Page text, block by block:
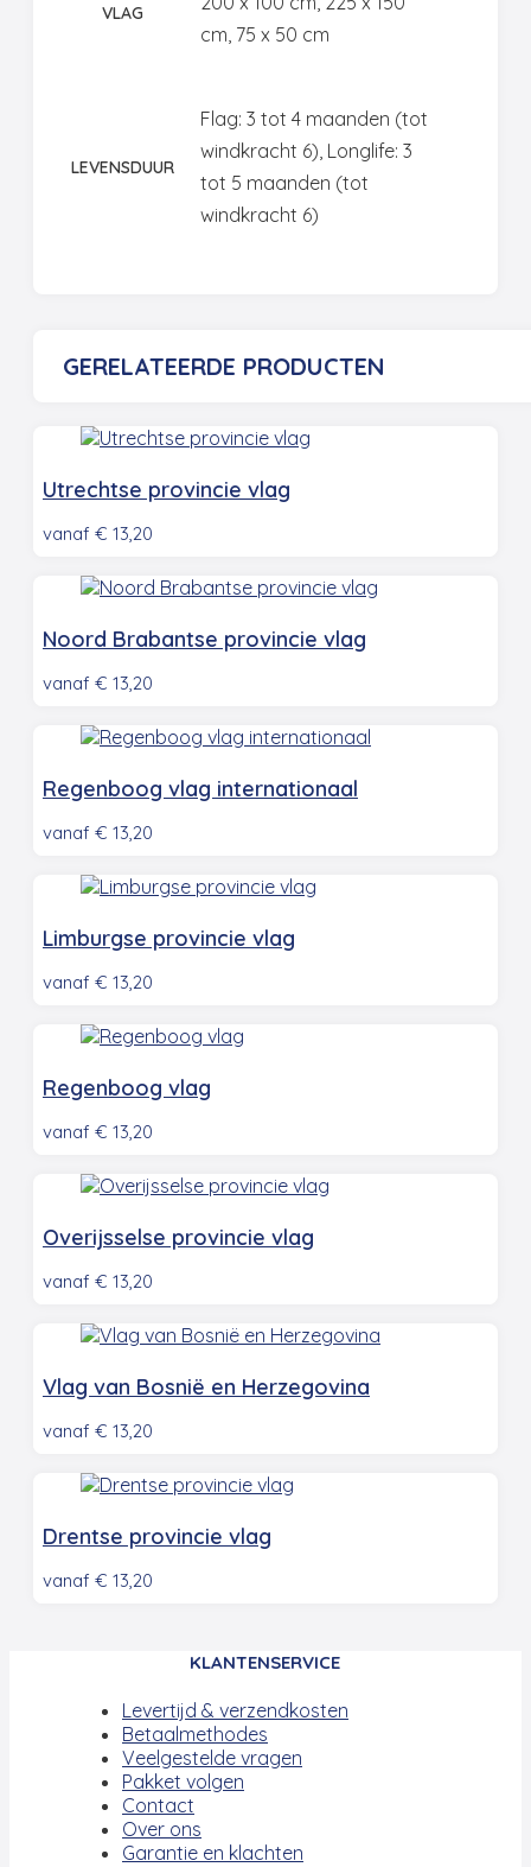
VLAG
cm, 75 x 50 cm
LEVENSDUUR
Flag: 3 tot 4 maanden (tot
windkracht 6), Longlife: 3
tot 5 maanden (tot
windkracht 6)
GERELATEERDE PRODUCTEN
Utrechtse provincie vlag
vanaf € 13,20
Noord Brabantse provincie vlag
vanaf € 13,20
Regenboog vlag internationaal
vanaf € 13,20
Limburgse provincie vlag
vanaf € 13,20
Regenboog vlag
vanaf € 13,20
Overijsselse provincie vlag
vanaf € 13,20
Vlag van Bosnië en Herzegovina
vanaf € 13,20
Drentse provincie vlag
vanaf € 13,20
KLANTENSERVICE
Levertijd & verzendkosten
Betaalmethodes
Veelgestelde vragen
Pakket volgen
Contact
Over ons
Garantie en klachten